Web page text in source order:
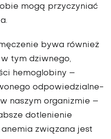
mogą przyczyniać
bywa również
w tym dziwnego,
he­moglobiny –
odpowiedzialne­
na­szym organizmie –
dotlenienie
związana jest